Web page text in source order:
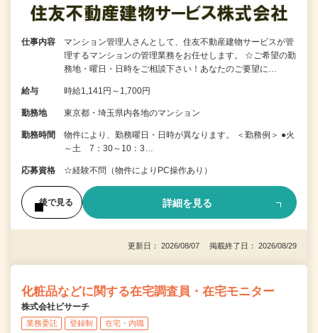
仕事内容
マンション管理人さんとして、住友不動産建物サービスが管
理するマンションの管理業務をお任せします。 ☆ご希望の勤
務地・曜日・日時をご相談下さい！あなたのご要望に…
給与 時給1,141円～1,700円
勤務地 東京都・埼玉県内各地のマンション
勤務時間
物件により、勤務曜日・日時が異なります。 ＜勤務例＞ ●火
～土 7：30～10：3…
応募資格 ☆経験不問（物件によりPC操作あり）
後で見る 詳細を見る
更新日： 2026/08/07 掲載終了日： 2026/08/29
化粧品などに関する在宅調査員・在宅モニター
株式会社ビサーチ
業務委託 登録制 在宅・内職